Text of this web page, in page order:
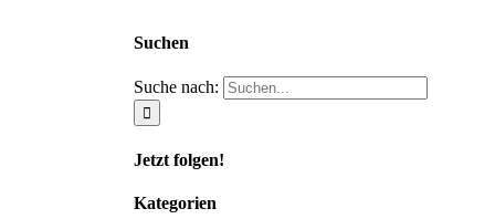
Suchen
Suche nach:
Jetzt folgen!
Kategorien